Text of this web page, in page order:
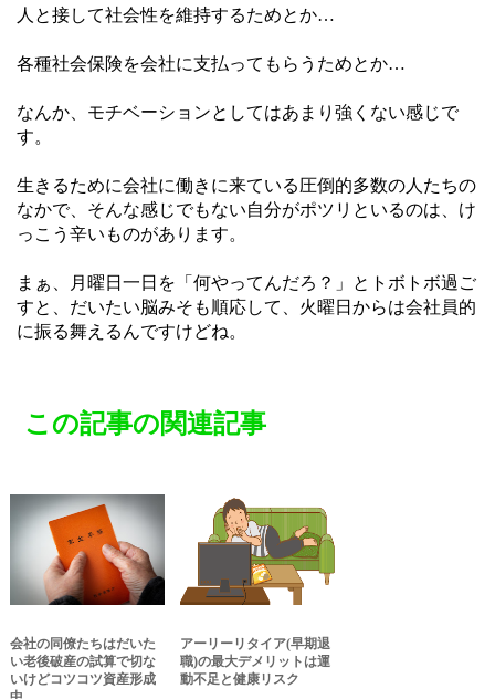
人と接して社会性を維持するためとか…
各種社会保険を会社に支払ってもらうためとか…
なんか、モチベーションとしてはあまり強くない感じで
す。
生きるために会社に働きに来ている圧倒的多数の人たちの
なかで、そんな感じでもない自分がポツリといるのは、け
っこう辛いものがあります。
まぁ、月曜日一日を「何やってんだろ？」とトボトボ過ご
すと、だいたい脳みそも順応して、火曜日からは会社員的
に振る舞えるんですけどね。
この記事の関連記事
会社の同僚たちはだいた
い老後破産の試算で切な
いけどコツコツ資産形成
アーリーリタイア(早期退
職)の最大デメリットは運
動不足と健康リスク